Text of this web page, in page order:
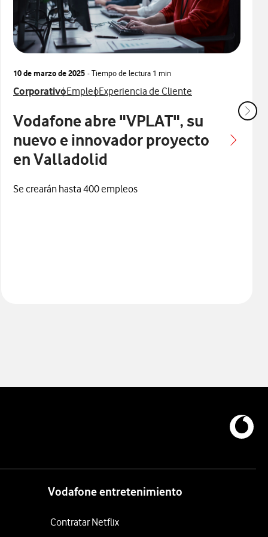
10 de marzo de 2025 - Tiempo de lectura 1 min
Ver más notas de prensa relacionados con
CorporativoVer más notas de prensa relacionados con
EmpleoVer más notas de prensa relacionados
Experiencia de Cliente
Vodafone abre "VPLAT", su
nuevo e innovador proyecto
en Valladolid
Se crearán hasta 400 empleos
Vodafone entretenimiento
Contratar Netflix